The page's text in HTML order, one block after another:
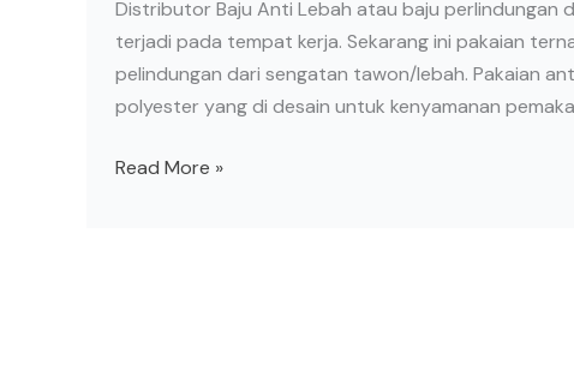
Distributor Baju Anti Lebah atau baju perlindungan
terjadi pada tempat kerja. Sekarang ini pakaian
pelindungan dari sengatan tawon/lebah. Pakaian
polyester yang di desain untuk kenyamanan
Read More »